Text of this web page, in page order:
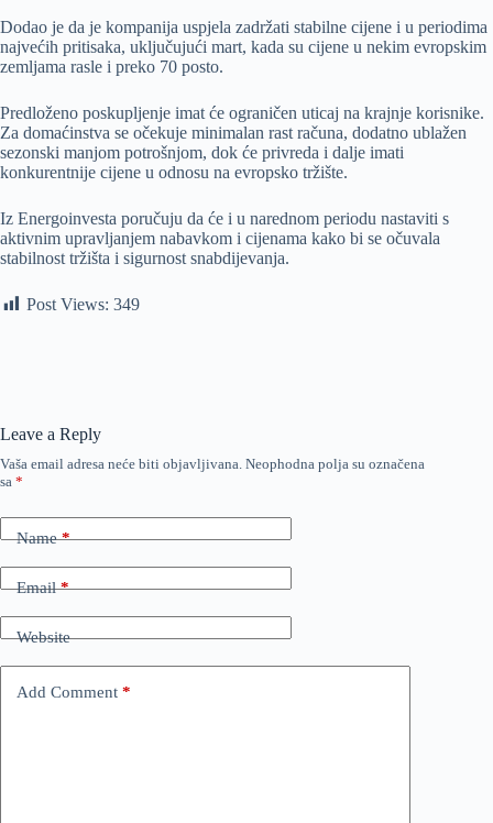
Dodao je da je kompanija uspjela zadržati stabilne cijene i u periodima
najvećih pritisaka, uključujući mart, kada su cijene u nekim evropskim
zemljama rasle i preko 70 posto.
Predloženo poskupljenje imat će ograničen uticaj na krajnje korisnike.
Za domaćinstva se očekuje minimalan rast računa, dodatno ublažen
sezonski manjom potrošnjom, dok će privreda i dalje imati
konkurentnije cijene u odnosu na evropsko tržište.
Iz Energoinvesta poručuju da će i u narednom periodu nastaviti s
aktivnim upravljanjem nabavkom i cijenama kako bi se očuvala
stabilnost tržišta i sigurnost snabdijevanja.
Post Views: 349
Leave a Reply
Vaša email adresa neće biti objavljivana. Neophodna polja su označena
sa *
Name*
Email*
Website
Add Comment *